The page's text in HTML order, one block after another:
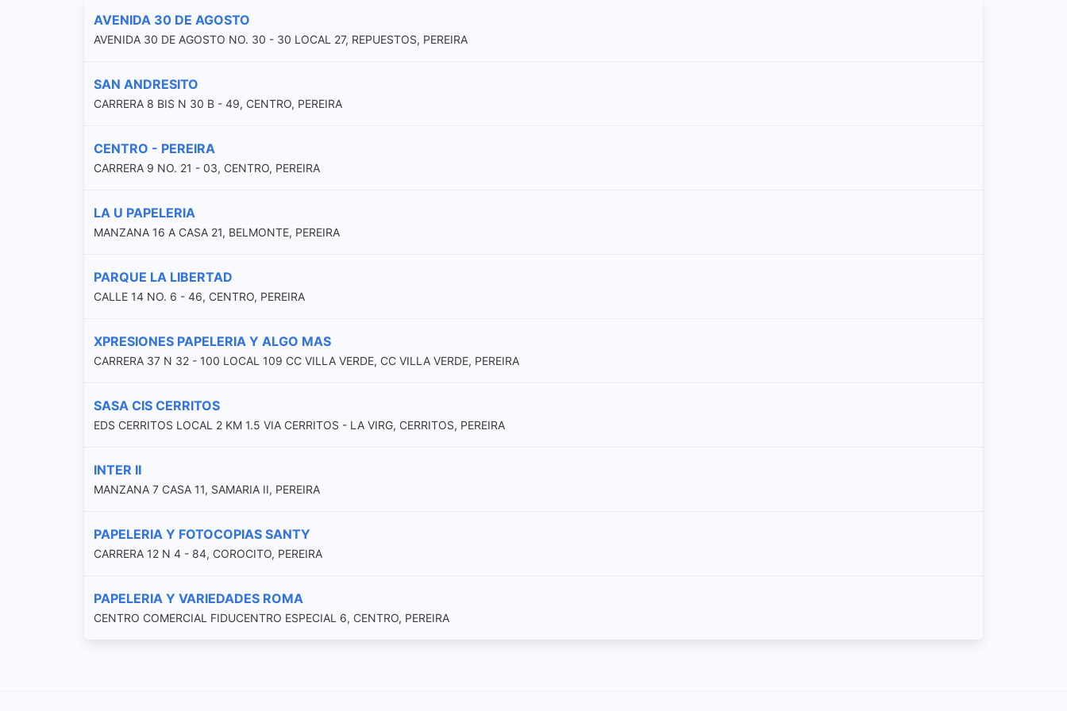
AVENIDA 30 DE AGOSTO
AVENIDA 30 DE AGOSTO NO. 30 - 30 LOCAL 27, REPUESTOS, PEREIRA
SAN ANDRESITO
CARRERA 8 BIS N 30 B - 49, CENTRO, PEREIRA
CENTRO - PEREIRA
CARRERA 9 NO. 21 - 03, CENTRO, PEREIRA
LA U PAPELERIA
MANZANA 16 A CASA 21, BELMONTE, PEREIRA
PARQUE LA LIBERTAD
CALLE 14 NO. 6 - 46, CENTRO, PEREIRA
XPRESIONES PAPELERIA Y ALGO MAS
CARRERA 37 N 32 - 100 LOCAL 109 CC VILLA VERDE, CC VILLA VERDE, PEREIRA
SASA CIS CERRITOS
EDS CERRITOS LOCAL 2 KM 1.5 VIA CERRITOS - LA VIRG, CERRITOS, PEREIRA
INTER II
MANZANA 7 CASA 11, SAMARIA II, PEREIRA
PAPELERIA Y FOTOCOPIAS SANTY
CARRERA 12 N 4 - 84, COROCITO, PEREIRA
PAPELERIA Y VARIEDADES ROMA
CENTRO COMERCIAL FIDUCENTRO ESPECIAL 6, CENTRO, PEREIRA